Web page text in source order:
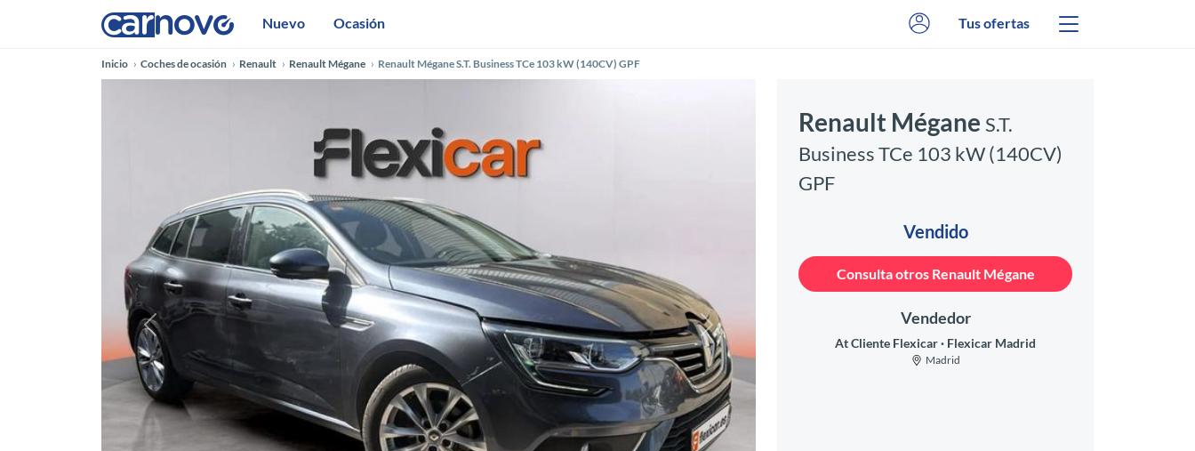
Nuevo Ocasión Tus ofertas
Inicio Coches de ocasión Renault Renault Mégane Renault Mégane S.T. Business TCe 103 kW (140CV) GPF
Anterior Siguiente
Renault Mégane S.T.
Business TCe 103 kW (140CV)
GPF
Vendido
Consulta otros Renault Mégane
Vendedor
At Cliente Flexicar Flexicar Madrid
Madrid